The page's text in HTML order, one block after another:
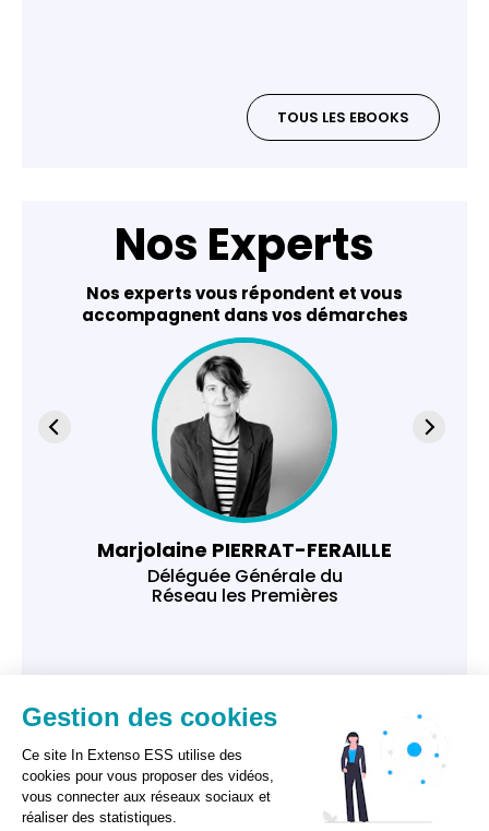
TOUS LES EBOOKS
Nos Experts
Nos experts vous répondent et vous
accompagnent dans vos démarches
Marjolaine PIERRAT-FERAILLE
Déléguée Générale du
Réseau les Premières
Gestion des cookies
Ce site In Extenso ESS utilise des
cookies pour vous proposer des vidéos,
vous connecter aux réseaux sociaux et
réaliser des statistiques.